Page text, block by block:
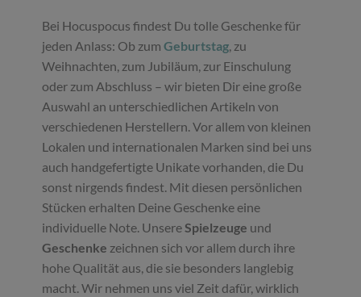
Bei Hocuspocus findest Du tolle Geschenke für
jeden Anlass: Ob zumGeburtstag, zu
Weihnachten, zum Jubiläum, zur Einschulung
oder zum Abschluss – wir bieten Dir eine große
Auswahl an unterschiedlichen Artikeln von
verschiedenen Herstellern. Vor allem von kleinen
Lokalen und internationalen Marken sind bei uns
auch handgefertigte Unikate vorhanden, die Du
sonst nirgends findest. Mit diesen persönlichen
Stücken erhalten Deine Geschenke eine
individuelle Note. UnsereSpielzeuge und
Geschenke zeichnen sich vor allem durch ihre
hohe Qualität aus, die sie besonders langlebig
macht. Wir nehmen uns viel Zeit dafür, wirklich